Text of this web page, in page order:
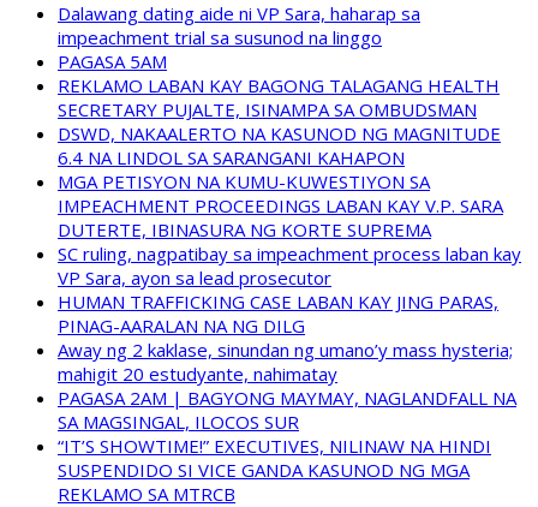
Dalawang dating aide ni VP Sara, haharap sa
impeachment trial sa susunod na linggo
PAGASA 5AM
REKLAMO LABAN KAY BAGONG TALAGANG HEALTH
SECRETARY PUJALTE, ISINAMPA SA OMBUDSMAN
DSWD, NAKAALERTO NA KASUNOD NG MAGNITUDE
6.4 NA LINDOL SA SARANGANI KAHAPON
MGA PETISYON NA KUMU-KUWESTIYON SA
IMPEACHMENT PROCEEDINGS LABAN KAY V.P. SARA
DUTERTE, IBINASURA NG KORTE SUPREMA
SC ruling, nagpatibay sa impeachment process laban kay
VP Sara, ayon sa lead prosecutor
HUMAN TRAFFICKING CASE LABAN KAY JING PARAS,
PINAG-AARALAN NA NG DILG
Away ng 2 kaklase, sinundan ng umano’y mass hysteria;
mahigit 20 estudyante, nahimatay
PAGASA 2AM | BAGYONG MAYMAY, NAGLANDFALL NA
SA MAGSINGAL, ILOCOS SUR
“IT’S SHOWTIME!” EXECUTIVES, NILINAW NA HINDI
SUSPENDIDO SI VICE GANDA KASUNOD NG MGA
REKLAMO SA MTRCB